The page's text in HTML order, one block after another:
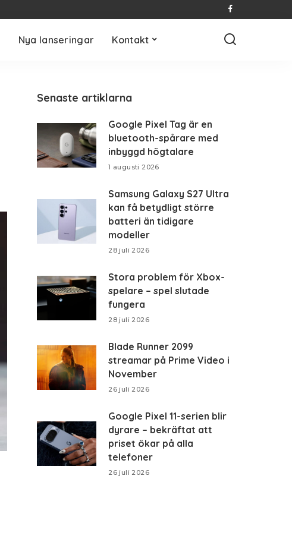
Nya lanseringar Kontakt
Senaste artiklarna
Google Pixel Tag är en
bluetooth-spårare med
inbyggd högtalare
1 augusti 2026
Samsung Galaxy S27 Ultra
kan få betydligt större
batteri än tidigare
modeller
28 juli 2026
Stora problem för Xbox-
spelare – spel slutade
fungera
28 juli 2026
Blade Runner 2099
streamar på Prime Video i
November
26 juli 2026
Google Pixel 11-serien blir
dyrare – bekräftat att
priset ökar på alla
telefoner
26 juli 2026